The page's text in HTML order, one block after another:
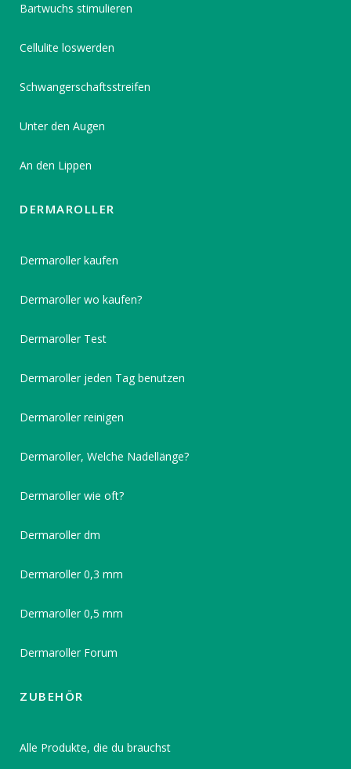
Bartwuchs stimulieren
Cellulite loswerden
Schwangerschaftsstreifen
Unter den Augen
An den Lippen
DERMAROLLER
Dermaroller kaufen
Dermaroller wo kaufen?
Dermaroller Test
Dermaroller jeden Tag benutzen
Dermaroller reinigen
Dermaroller, Welche Nadellänge?
Dermaroller wie oft?
Dermaroller dm
Dermaroller 0,3 mm
Dermaroller 0,5 mm
Dermaroller Forum
ZUBEHÖR
Alle Produkte, die du brauchst